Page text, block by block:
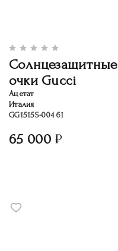
Солнцезащитные
очки Gucci
Ацетат
Италия
GG1515S-004 61
65 000